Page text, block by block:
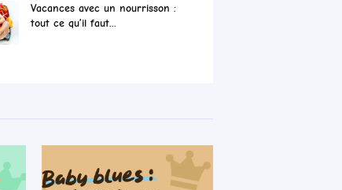
Vacances avec un nourrisson :
tout ce qu’il faut...